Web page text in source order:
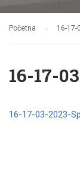
Početna 16-17-
16-17-
16-17-03-2023-